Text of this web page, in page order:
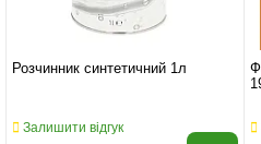
Розчинник синтетичний 1л
Залишити відгук